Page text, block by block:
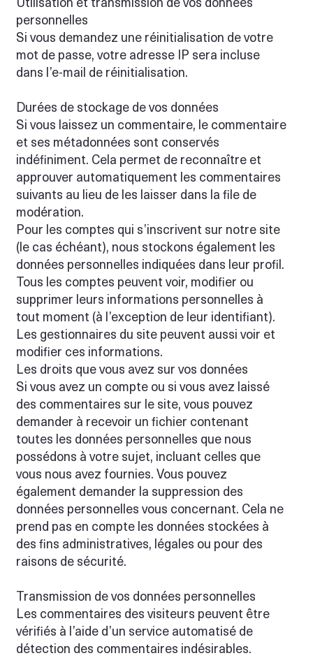
personnelles
Si vous demandez une réinitialisation de votre
mot de passe, votre adresse IP sera incluse
dans l’e-mail de réinitialisation.
Durées de stockage de vos données
Si vous laissez un commentaire, le commentaire
et ses métadonnées sont conservés
indéfiniment. Cela permet de reconnaître et
approuver automatiquement les commentaires
suivants au lieu de les laisser dans la file de
modération.
Pour les comptes qui s’inscrivent sur notre site
(le cas échéant), nous stockons également les
données personnelles indiquées dans leur profil.
Tous les comptes peuvent voir, modifier ou
supprimer leurs informations personnelles à
tout moment (à l’exception de leur identifiant).
Les gestionnaires du site peuvent aussi voir et
modifier ces informations.
Les droits que vous avez sur vos données
Si vous avez un compte ou si vous avez laissé
des commentaires sur le site, vous pouvez
demander à recevoir un fichier contenant
toutes les données personnelles que nous
possédons à votre sujet, incluant celles que
vous nous avez fournies. Vous pouvez
également demander la suppression des
données personnelles vous concernant. Cela ne
prend pas en compte les données stockées à
des fins administratives, légales ou pour des
raisons de sécurité.
Transmission de vos données personnelles
Les commentaires des visiteurs peuvent être
vérifiés à l’aide d’un service automatisé de
détection des commentaires indésirables.